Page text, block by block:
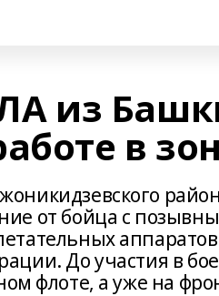
из
в
от бойца с
До участия в
флоте, а уже на